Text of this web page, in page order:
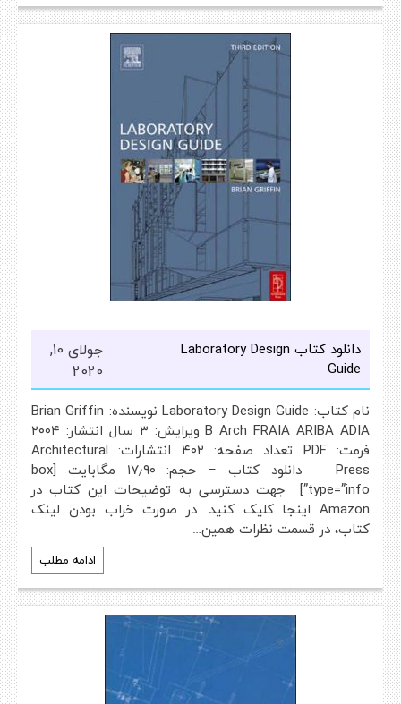
دانلود کتاب Laboratory Design
Guide
جولای 10,
2020
نام کتاب: Laboratory Design Guide نویسنده: Brian Griffin
B Arch FRAIA ARIBA ADIA ویرایش: ۳ سال انتشار: ۲۰۰۴
فرمت: PDF تعداد صفحه: ۴۰۲ انتشارات: Architectural
Press دانلود کتاب – حجم: ۱۷٫۹۰ مگابایت [box
type=”info”] جهت دسترسی به توضیحات این کتاب در
Amazon اینجا کلیک کنید. در صورت خراب بودن لینک
کتاب، در قسمت نظرات همین…
ادامه مطلب